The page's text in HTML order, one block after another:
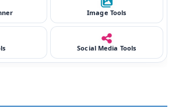
Image Tools
Social Media Tools